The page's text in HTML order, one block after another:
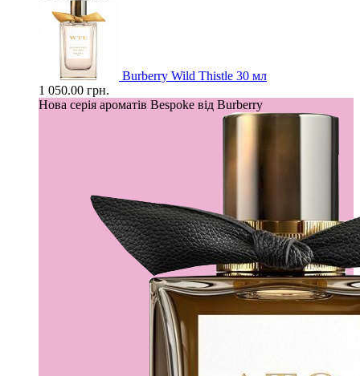
Burberry Wild Thistle 30 мл
1 050.00 грн.
Нова серія ароматів Bespoke від Burberry